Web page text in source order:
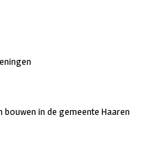
in de gemeente Haaren